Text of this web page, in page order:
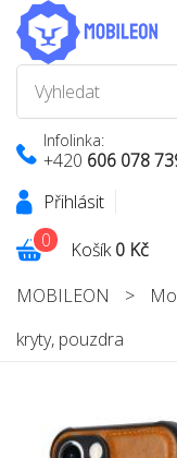
Infolinka:
+420 606 078
Přihlásit
Košík0 Kč
0
MOBILEON >
kryty, pouzdra